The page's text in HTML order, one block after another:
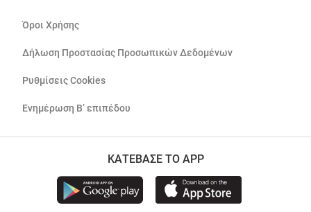
Όροι Χρήσης
Δήλωση Προστασίας Προσωπικών Δεδομένων
Ρυθμίσεις Cookies
Ενημέρωση Β’ επιπέδου
ΚΑΤΕΒΑΣΕ ΤΟ APP